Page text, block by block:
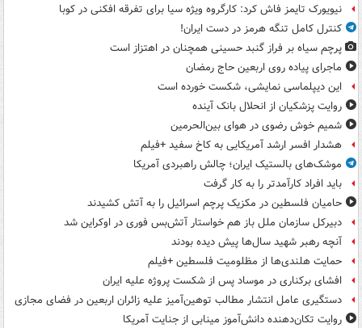
نیویورک تایمز فاش کرد: کارگروه ویژه سیا برای تفرقه افکنی در کوبا
کنترل کامل تنگه هرمز در دست ایران!
پرچم سیاه بر فراز گنبد حسینی همچنان در اهتزاز است
ماجرای پیاده روی اربعین حاج رمضان
این دیپلماسی نمایشی، شکست خورده است
روایت پزشکیان از انحلال بانک آینده
شمیم خوش رضوی در هوای بین‌الحرمین
هشدار افسر ارشد آمریکایی به کاخ سفید +فیلم
موشک‌های بالستیک ایران؛ چالش راهبردی آمریکا
باید افراد کارآمدتر را به کار گرفت
حامیان فلسطین در مکزیک پرچم اسرائیل را به آتش کشیدند
دبیرکل سازمان ملل باز هم خواستار آتش‌بس فوری در اوکراین شد
آنچه رهبر شهید سال‌ها پیش دیده بودند
حمایت هلندی‌ها از مظلومیت فلسطین +فیلم
افشای برکناری در موساد پس از شکست پروژه علیه ایران
دستگیری عامل انتشار مطالب توهین‌آمیز علیه زائران اربعین در فضای مجازی
روایت تکان‌دهنده دانش‌آموز مینابی از جنایت آمریکا